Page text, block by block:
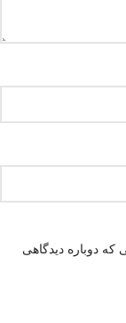
که دوباره دیدگاهی